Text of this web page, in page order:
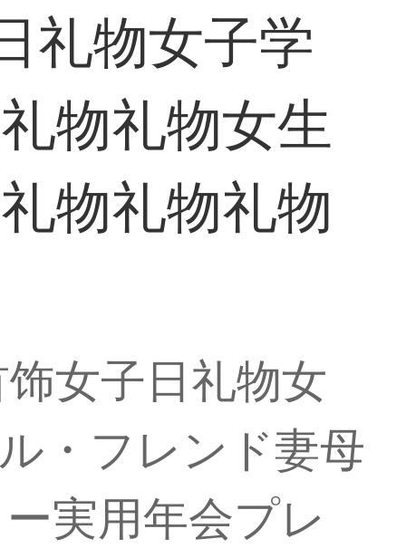
礼物女子学
物礼物女生
物礼物礼物
女子日礼物女
・フレンド妻母
実用年会プレ